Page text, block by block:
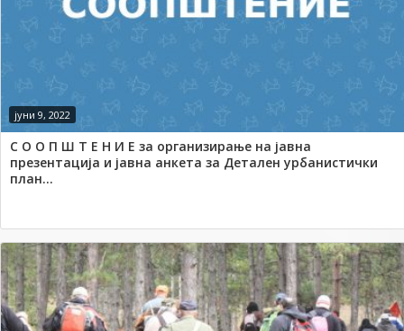
јуни 9, 2022
С О О П Ш Т Е Н И Е за организирање на јавна
презентација и јавна анкета за Детален урбанистички
план...